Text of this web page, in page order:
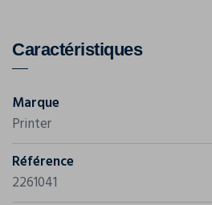
Caractéristiques
Marque
Printer
Référence
2261041